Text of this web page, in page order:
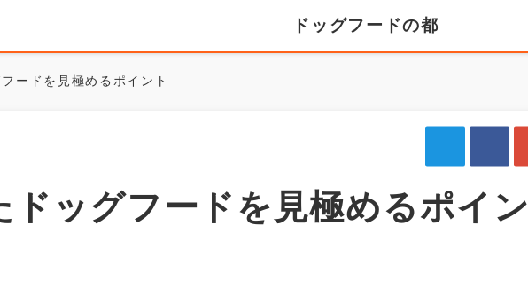
ドッグフードの都
ードを見極めるポイント
ドッグフードを見極めるポイン